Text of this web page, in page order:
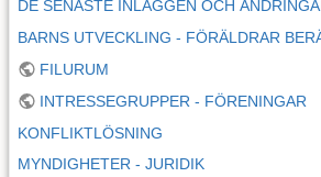
DE SENASTE INLÄGGEN OCH
BARNS UTVECKLING - FÖRÄLDRAR
FILURUM
INTRESSEGRUPPER - FÖRENINGAR
KONFLIKTLÖSNING
MYNDIGHETER - JURIDIK